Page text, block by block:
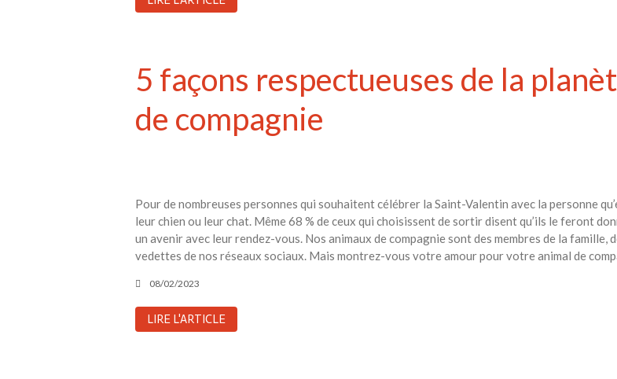
5 façons respectueuses de la
de compagnie
Pour de nombreuses personnes qui souhaitent célébrer la Saint-Valentin avec la personne
leur chien ou leur chat. Même 68 % de ceux qui choisissent de sortir disent qu’ils le feront
un avenir avec leur rendez-vous. Nos animaux de compagnie sont des membres de la famille,
vedettes de nos réseaux sociaux. Mais montrez-vous votre amour pour votre animal de
08/02/2023
LIRE L'ARTICLE